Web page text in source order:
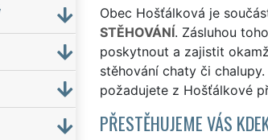
Obec Hošťálková je
STĚHOVÁNÍ. Zásluhou
poskytnout a zajistit
stěhování chaty či
požadujete z Hošťálkové
PŘESTĚHUJEME VÁS